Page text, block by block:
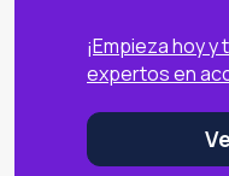
¡Empieza hoy
expertos en